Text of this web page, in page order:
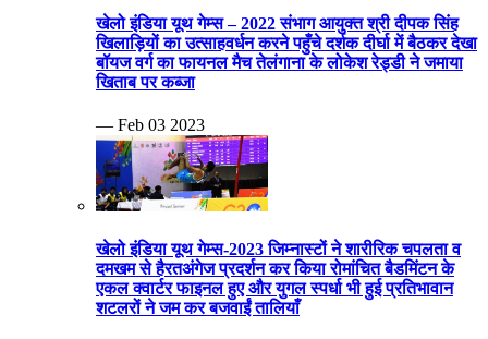
खेलो इंडिया यूथ गेम्स – 2022 संभाग आयुक्त श्री दीपक सिंह
खिलाड़ियों का उत्साहवर्धन करने पहुँचे दर्शक दीर्घा में बैठकर देखा
बॉयज वर्ग का फायनल मैच तेलंगाना के लोकेश रेड्डी ने जमाया
खिताब पर कब्जा
— Feb 03 2023
खेलो इंडिया यूथ गेम्स-2023 जिम्नास्टों ने शारीरिक चपलता व
दमखम से हैरतअंगेज प्रदर्शन कर किया रोमांचित बैडमिंटन के
एकल क्वार्टर फाइनल हुए और युगल स्पर्धा भी हुई प्रतिभावान
शटलरों ने जम कर बजवाईं तालियाँ